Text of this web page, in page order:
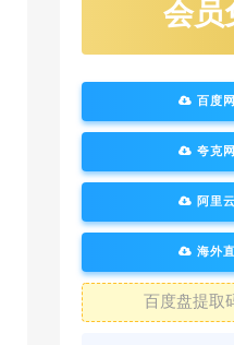
会员
百度
夸克
阿里
海外
百度盘提取